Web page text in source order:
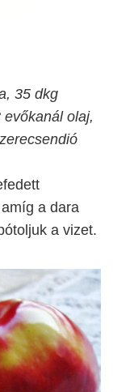
35 dkg
olaj,
a dara
a vizet.